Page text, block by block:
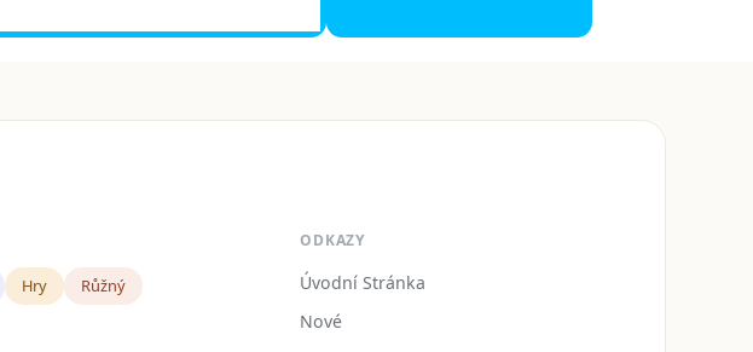
Hry Růžný
ODKAZY
Úvodní Stránka
Nové